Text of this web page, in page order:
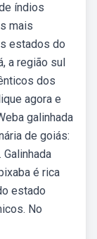
índios
mais
estados do
a região sul
dos
agora e
galinhada
de goiás:
é rica
estado
No